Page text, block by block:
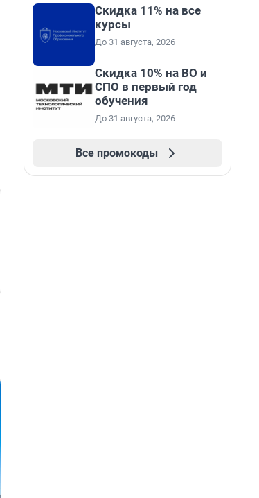
Скидка 11% на все
курсы
До 31 августа, 2026
Скидка 10% на ВО и
СПО в первый год
обучения
До 31 августа, 2026
Все промокоды